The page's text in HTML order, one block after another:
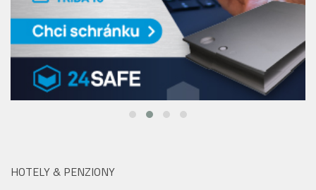
HOTELY & PENZIONY